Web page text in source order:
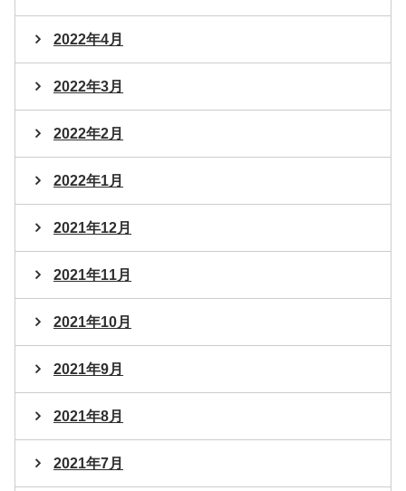
2022年4月
2022年3月
2022年2月
2022年1月
2021年12月
2021年11月
2021年10月
2021年9月
2021年8月
2021年7月